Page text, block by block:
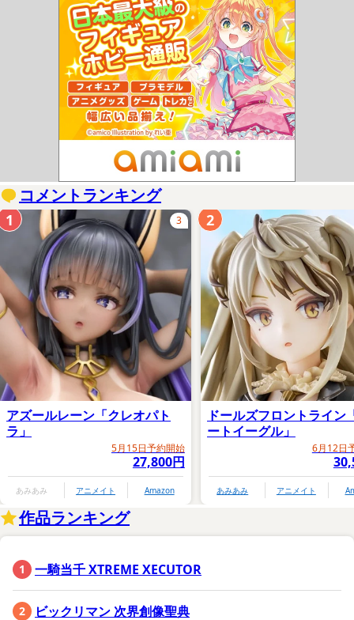
コメントランキング
アズールレーン「クレオパト
ラ」
5月15日予約開始
27,800円
あみあみ アニメイト Amazon
3
1
ドールズフロントライン
ートイーグル」
6月12日
あみあみ アニメイト
2
作品ランキング
一騎当千 XTREME XECUTOR
ビックリマン 次界創像聖典